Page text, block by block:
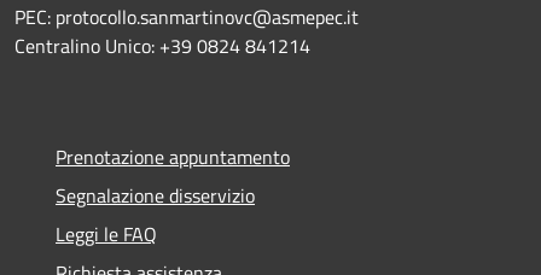
PEC: protocollo.sanmartinovc@asmepec.it
Centralino Unico: +39 0824 841214
Prenotazione appuntamento
Segnalazione disservizio
Leggi le FAQ